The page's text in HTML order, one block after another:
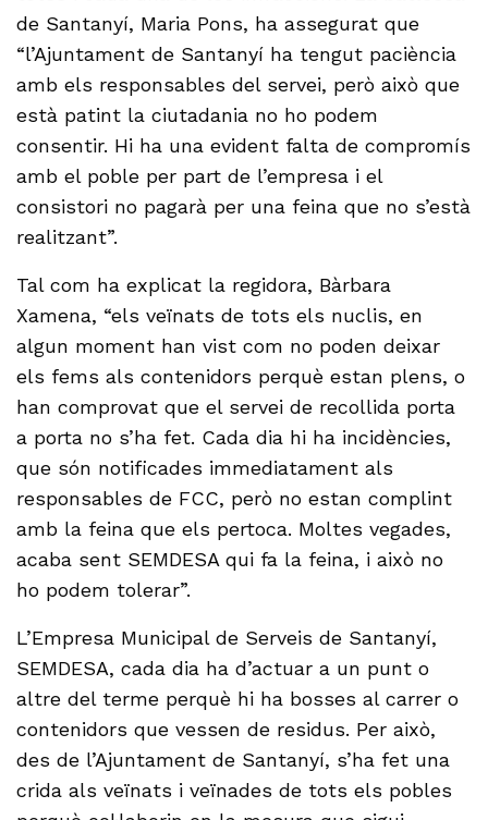
de Santanyí, Maria Pons, ha assegurat que
“l’Ajuntament de Santanyí ha tengut paciència
amb els responsables del servei, però això que
està patint la ciutadania no ho podem
consentir. Hi ha una evident falta de compromís
amb el poble per part de l’empresa i el
consistori no pagarà per una feina que no s’està
realitzant”.
Tal com ha explicat la regidora, Bàrbara
Xamena, “els veïnats de tots els nuclis, en
algun moment han vist com no poden deixar
els fems als contenidors perquè estan plens, o
han comprovat que el servei de recollida porta
a porta no s’ha fet. Cada dia hi ha incidències,
que són notificades immediatament als
responsables de FCC, però no estan complint
amb la feina que els pertoca. Moltes vegades,
acaba sent SEMDESA qui fa la feina, i això no
ho podem tolerar”.
L’Empresa Municipal de Serveis de Santanyí,
SEMDESA, cada dia ha d’actuar a un punt o
altre del terme perquè hi ha bosses al carrer o
contenidors que vessen de residus. Per això,
des de l’Ajuntament de Santanyí, s’ha fet una
crida als veïnats i veïnades de tots els pobles